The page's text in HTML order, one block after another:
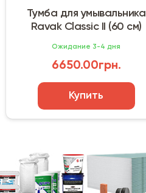
Тумба для умывальника
Ravak Classic II (60 см)
Ожидание 3-4 дня
6650.00грн.
Купить